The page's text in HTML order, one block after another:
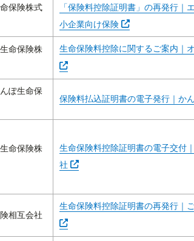
保険株式
「保険料控除証明書」の再発行｜
小企業向け保険
Abra em outra
命保険株
生命保険料控除に関するご案内｜
ぽ生命保
保険料払込証明書の電子発行｜か
命保険株
生命保険料控除証明書の電子交付
社
Abra em outra guia
相互会社
生命保険料控除証明書の再発行｜